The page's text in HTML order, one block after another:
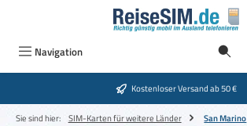
Zum Hauptinhalt springen
Navigation
Kostenloser Versand ab 50 €
Sie sind hier: SIM-Karten für weitere Länder San Marino